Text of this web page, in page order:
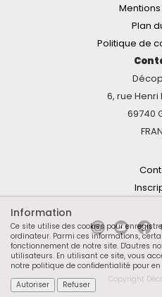
Plan
Politique de
6, rue
69740
Copyright
Information
Ce site utilise des cookies pour
ordinateur. Parmi ces informations,
fonctionnement de notre site. D'autres
utilisateurs. En utilisant ce site, vous
notre politique de confidentialité pour
Autoriser
Refuser